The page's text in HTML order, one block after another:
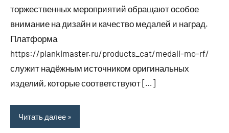
торжественных мероприятий обращают особое
внимание на дизайн и качество медалей и наград.
Платформа
https://plankimaster.ru/products_cat/medali-mo-rf/
служит надёжным источником оригинальных
изделий, которые соответствуют […]
Читать далее